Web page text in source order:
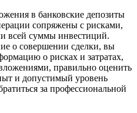
в банковские депозиты
сопряжены с рисками,
всей суммы инвестиций.
о совершении сделки, вы
о рисках и затратах,
правильно оценить
и допустимый уровень
за профессиональной